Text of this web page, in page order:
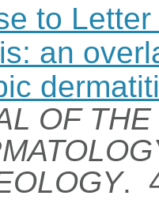
to
an
OF
.